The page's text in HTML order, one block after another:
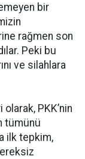
bir
rağmen son
Peki bu
ve silahlara
PKK’nin
tümünü
ilk tepkim,